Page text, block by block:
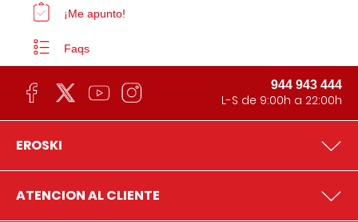
¡Me apunto!
Faqs
944 943 444
L-S de 9:00h a 22:00h
EROSKI
ATENCION AL CLIENTE